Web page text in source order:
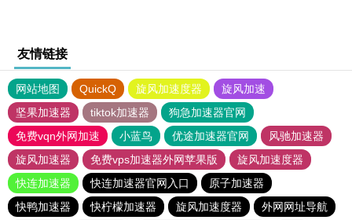
友情链接
网站地图 QuickQ 旋风加速度器
旋风加速
坚果加速器
tiktok加速器
狗急加速器官网
免费vqn外网加速
小蓝鸟 优途加速器官网
风驰加速器
旋风加速器
免费vps加速器外网苹果版
旋风加速度器
快连加速器
快连加速器官网入口
原子加速器
快鸭加速器
快柠檬加速器 旋风加速度器
外网网址导航